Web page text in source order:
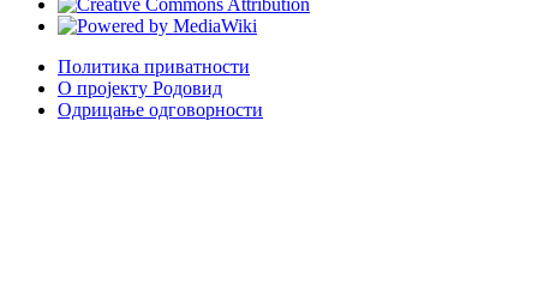
Политика приватности
О пројекту Родовид
Одрицање одговорности